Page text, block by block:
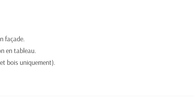
façade.
en tableau.
bois uniquement).